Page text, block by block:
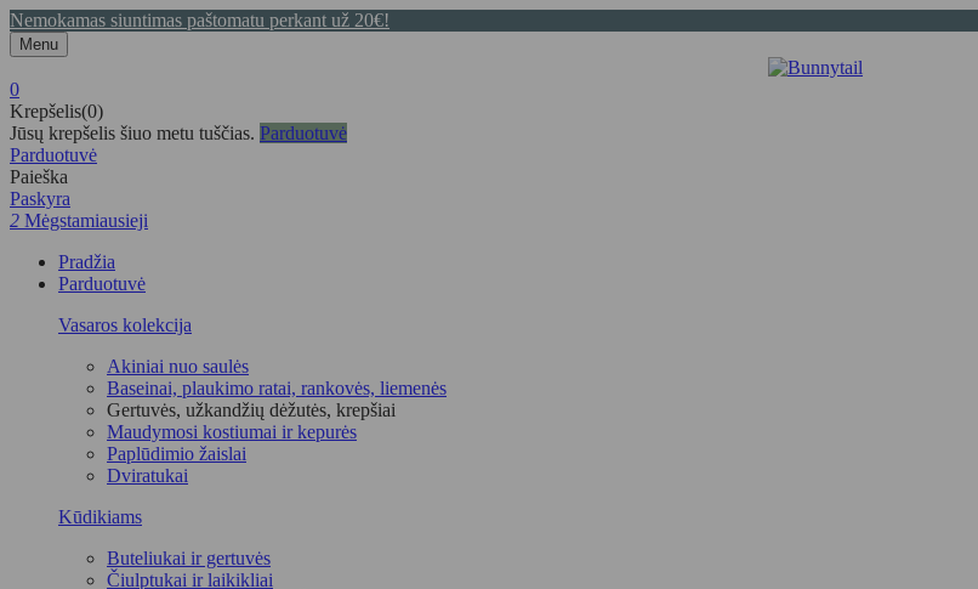
Nemokamas siuntimas paštomatu perkant už 20€!
Menu
0
Krepšelis(0)
Jūsų krepšelis šiuo metu tuščias. Parduotuvė
Parduotuvė
Paieška
Paskyra
2 Mėgstamiausieji
Pradžia
Parduotuvė
Vasaros kolekcija
Akiniai nuo saulės
Baseinai, plaukimo ratai, rankovės, liemenės
Gertuvės, užkandžių dėžutės, krepšiai
Maudymosi kostiumai ir kepurės
Paplūdimio žaislai
Dviratukai
Kūdikiams
Buteliukai ir gertuvės
Čiulptukai ir laikikliai